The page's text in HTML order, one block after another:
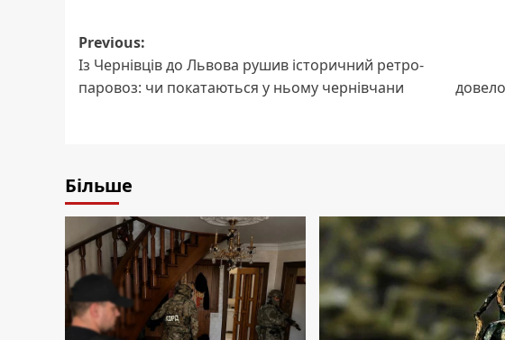
Post
navigation
Previous:
Із Чернівців до Львова рушив історичний ретро-
паровоз: чи покатаються у ньому чернівчани
Більше